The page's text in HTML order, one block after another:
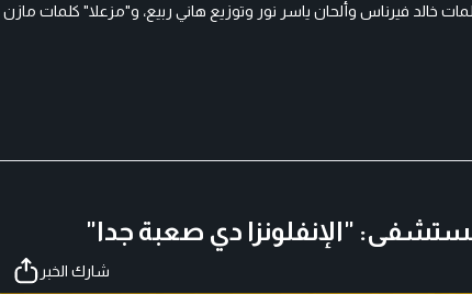
هما "قمر قمر" من كلمات خالد فيرناس وألحان ياسر نور وتوزيع هاني ربيع، و"مزعلا" كلمات مازن
"الإنفلونزا دي صعبة جدا"
شارك الخبر